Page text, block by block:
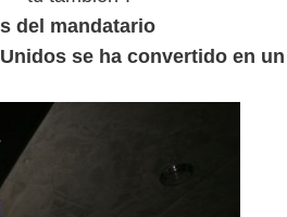
del mandatario
se ha convertido en un